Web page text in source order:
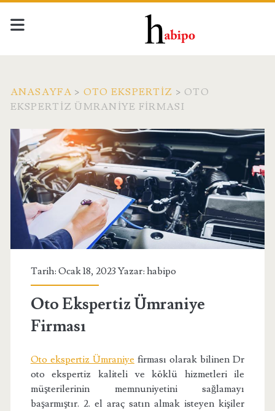
ANASAYFA > OTO EKSPERTIZ > OTO
EKSPERTIZ ÜMRANIYE FIRMASI
Tarih: Ocak 18, 2023 Yazar: habipo
Oto Ekspertiz Ümraniye
Firması
Oto ekspertiz Ümraniye firması olarak bilinen Dr
oto ekspertiz kaliteli ve köklü hizmetleri ile
müşterilerinin memnuniyetini sağlamayı
başarmıştır. 2. el araç satın almak isteyen kişiler